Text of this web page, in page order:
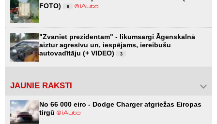
FOTO)
6
"Zvaniet prezidentam" - likumsargi Āgenskalnā
aiztur agresīvu un, iespējams, iereibušu
autovadītāju (+ VIDEO)
3
JAUNIE RAKSTI
No 66 000 eiro - Dodge Charger atgriežas Eiropas
tirgū